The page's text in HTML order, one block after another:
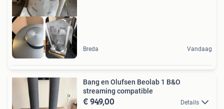
Streaming mogelijk Breda Vandaag
Bang en Olufsen Beolab 1 B&O
streaming compatible
€ 949,00 Details